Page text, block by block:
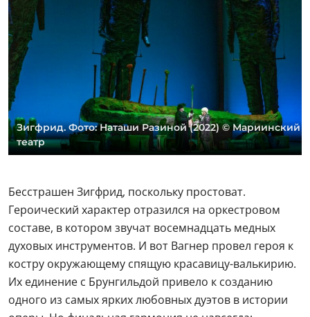
Зигфрид. Фото: Наташи Разиной (2022) © Мариинский
театр
Бесстрашен Зигфрид, поскольку простоват.
Героический характер отразился на оркестровом
составе, в котором звучат восемнадцать медных
духовых инструментов. И вот Вагнер провел героя к
костру окружающему спящую красавицу-валькирию.
Их единение с Брунгильдой привело к созданию
одного из самых ярких любовных дуэтов в истории